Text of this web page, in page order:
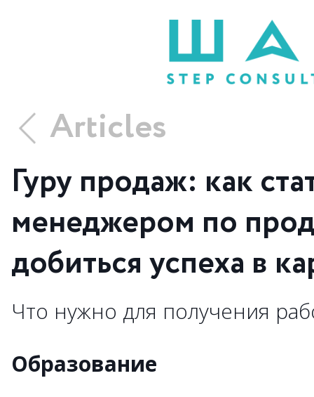
Articles
Гуру продаж: как
менеджером по
добиться успеха в
Что нужно для получения
Образование